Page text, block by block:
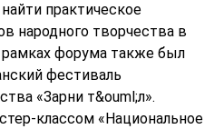
практическое
народного творчества в
форума также был
фестиваль
«Зарни т&ouml;л».
классом «Национальное